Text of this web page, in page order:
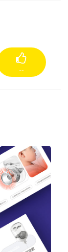
--